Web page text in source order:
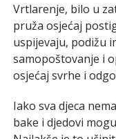
Vrtlarenje, bilo u
pruža osjećaj
uspijevaju, podižu
samopoštovanje i
osjećaj svrhe i
Iako sva djeca
bake i djedovi